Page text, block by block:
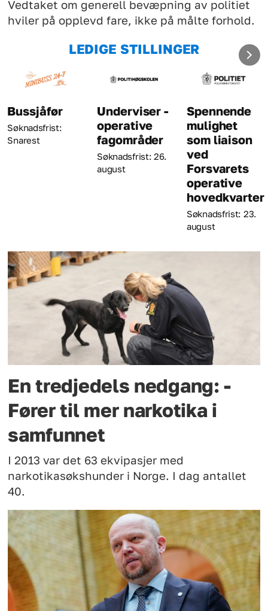
Vedtaket om generell bevæpning av politiet
hviler på opplevd fare, ikke på målte forhold.
LEDIGE STILLINGER
Bussjåfør
Søknadsfrist:
Snarest
Underviser -
operative
fagområder
Søknadsfrist: 26.
august
Spennende
mulighet
som liaison
ved
Forsvarets
operative
hovedkvarter
Søknadsfrist: 23.
august
En tredjedels nedgang: -
Fører til mer narkotika i
samfunnet
I 2013 var det 63 ekvipasjer med
narkotikasøkshunder i Norge. I dag antallet
40.